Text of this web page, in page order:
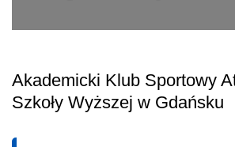
Akademicki Klub Sportowy
Szkoły Wyższej w Gdańsku